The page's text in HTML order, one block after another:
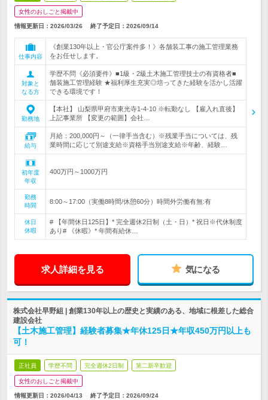
女性のおしごと掲載中
情報更新日：2026/03/26 終了予定日： 2026/09/14
仕事内容
《創業130年以上・官公庁案件多！》各舗装工事の施工管理業務
をお任せします。
対象と
なる方
学歴不問《必須要件》■1級・2級土木施工管理技士の有資格者■
舗装施工管理経験 ★福利厚生充実◎培ってきた経験を活かし活躍
できる環境です！
勤務地
【本社】 山梨県甲府市東光寺1-4-10 ※転勤なし 【雇入れ直後】
上記事業所 【変更の範囲】会社…
給与
月給：200,000円～（一律手当含む）※残業手当については、残
業時間に応じて別途支給※資格手当別途支給※年齢、経験…
初年度
年収
400万円～1000万円
勤務
時間
8:00～17:00（実働8時間/休憩60分）時間外労働有無:有
休日
休暇
# 【年間休日125日】* 完全週休2日制（土・日）* 祝日※代休制度
あり# 《休暇》* 年間有給休…
求人詳細を見る 気になる
株式会社早野組 | 創業130年以上の歴史と実績のある、地域に根差した総合
建設会社
【土木施工管理】経験者募集★年休125日★年収450万円以上も
可！
正社員 学歴不問 完全週休2日制 第二新卒歓迎
女性のおしごと掲載中
情報更新日：2026/04/13 終了予定日： 2026/09/24